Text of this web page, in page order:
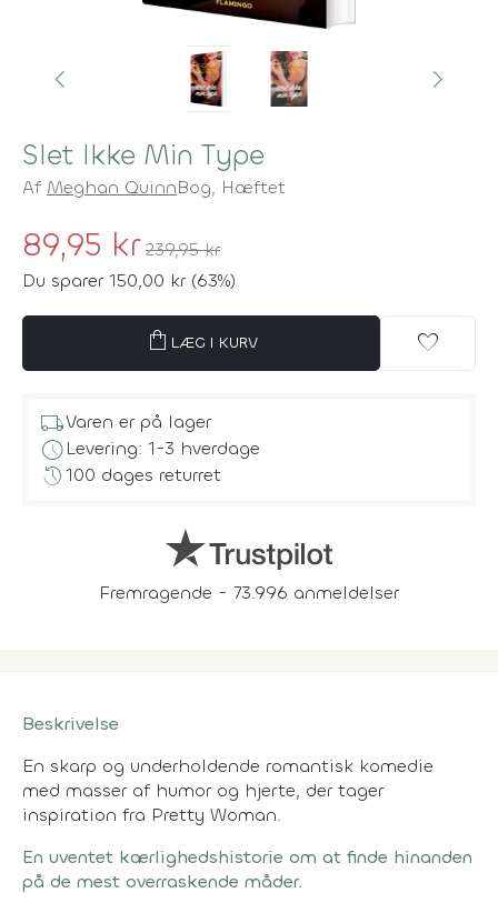
Slet Ikke Min Type
Af Meghan QuinnBog, Hæftet
89,95 kr 239,95 kr
Du sparer 150,00 kr (63%)
shopping_bag LÆG I KURV favorite
local_shippingVaren er på lager
scheduleLevering: 1-3 hverdage
history100 dages returret
Fremragende - 73.996 anmeldelser
Beskrivelse
En skarp og underholdende romantisk komedie
med masser af humor og hjerte, der tager
inspiration fra Pretty Woman.
En uventet kærlighedshistorie om at finde hinanden
på de mest overraskende måder.